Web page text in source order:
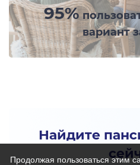
Продолжая пользоваться этим
95%
вариант
Найдите